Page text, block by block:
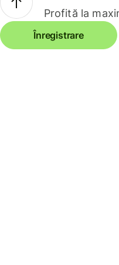
Profită la
Înregistrare